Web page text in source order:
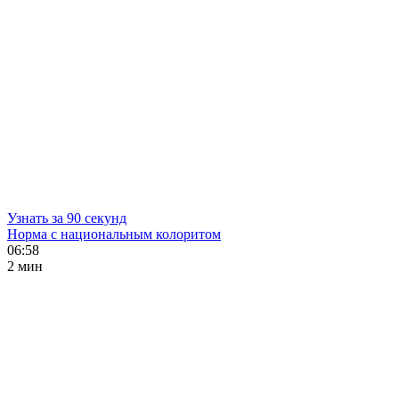
Узнать за 90 секунд
Норма с национальным колоритом
06:58
2 мин